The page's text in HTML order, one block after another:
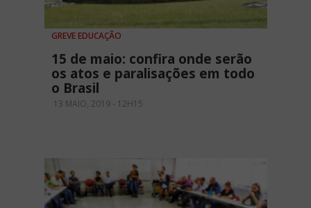
GREVE EDUCAÇÃO
15 de maio: confira onde serão
os atos e paralisações em todo
o Brasil
13 MAIO, 2019 - 12H15